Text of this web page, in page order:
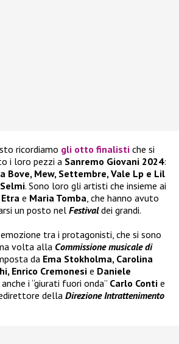
ricordiamo gli otto finalisti che si
i loro pezzi a Sanremo Giovani 2024:
Bove, Mew, Settembre, Vale Lp e Lil
Selmi. Sono loro gli artisti che insieme ai
Etra e Maria Tomba, che hanno avuto
un posto nel Festivaldei grandi.
tra i protagonisti, che si sono
volta alla Commissione musicale di
da Ema Stokholma, Carolina
Enrico Cremonesi e Daniele
i “giurati fuori onda” Carlo Conti e
della Direzione Intrattenimento